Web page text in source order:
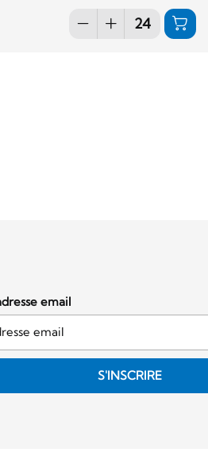
email
S'INSCRIRE